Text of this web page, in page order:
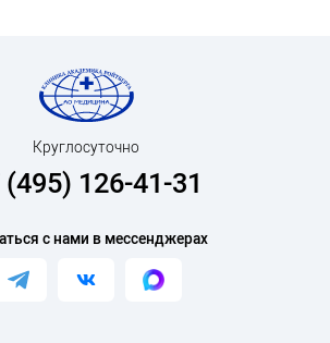
Круглосуточно
(495) 126-41-31
с нами в мессенджерах